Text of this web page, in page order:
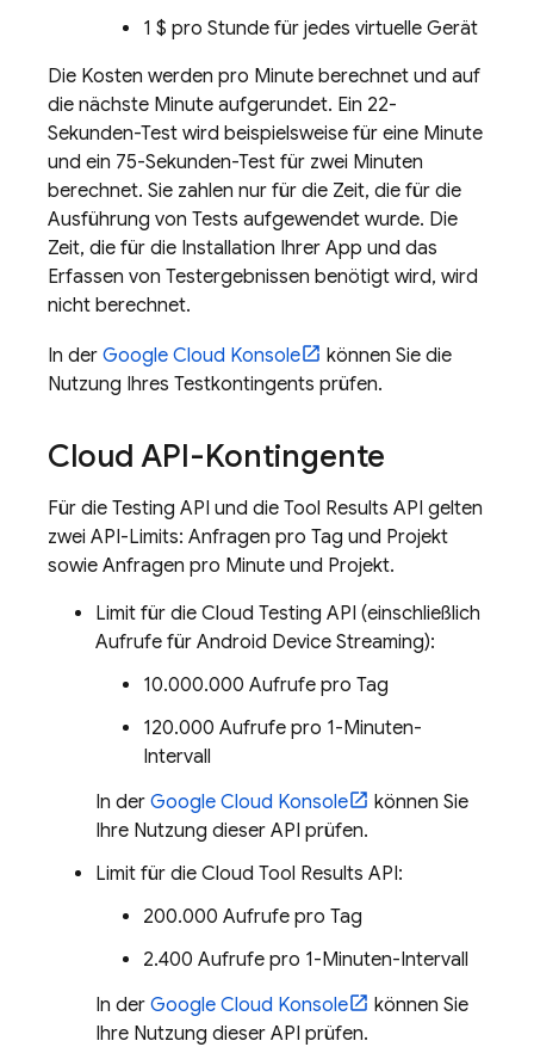
1 $ pro Stunde für jedes virtuelle Gerät
Die Kosten werden pro Minute berechnet und auf
die nächste Minute aufgerundet. Ein 22-
Sekunden-Test wird beispielsweise für eine Minute
und ein 75-Sekunden-Test für zwei Minuten
berechnet. Sie zahlen nur für die Zeit, die für die
Ausführung von Tests aufgewendet wurde. Die
Zeit, die für die Installation Ihrer App und das
Erfassen von Testergebnissen benötigt wird, wird
nicht berechnet.
In der Google Cloud Konsole
können Sie die
Nutzung Ihres Testkontingents prüfen.
Cloud API-Kontingente
Für die Testing API und die Tool Results API gelten
zwei API-Limits: Anfragen pro Tag und Projekt
sowie Anfragen pro Minute und Projekt.
Limit für die Cloud Testing API (einschließlich
Aufrufe für Android Device Streaming):
10.000.000 Aufrufe pro Tag
120.000 Aufrufe pro 1-Minuten-
Intervall
In der Google Cloud Konsole
können Sie
Ihre Nutzung dieser API prüfen.
Limit für die Cloud Tool Results API:
200.000 Aufrufe pro Tag
2.400 Aufrufe pro 1-Minuten-Intervall
In der Google Cloud Konsole
können Sie
Ihre Nutzung dieser API prüfen.